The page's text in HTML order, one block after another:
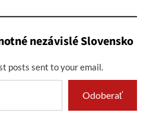
nezávislé Slovensko
posts sent to your email.
Odoberať